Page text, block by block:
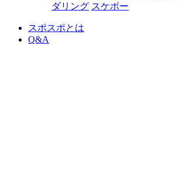
ダリング スケボー
スポスポとは
Q&A